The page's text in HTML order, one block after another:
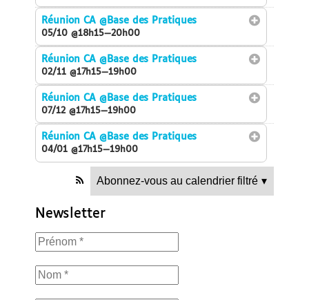
Réunion CA@Base des Pratiques
05/10 @18h15—20h00
Réunion CA@Base des Pratiques
02/11 @17h15—19h00
Réunion CA@Base des Pratiques
07/12 @17h15—19h00
Réunion CA@Base des Pratiques
04/01 @17h15—19h00
Abonnez-vous au calendrier filtré ▾
Newsletter